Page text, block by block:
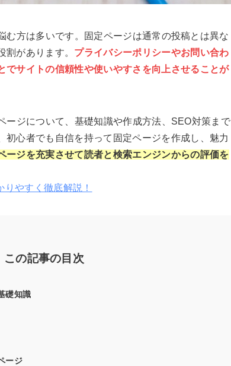
む方は多いです。固定ページは通常の投稿とは異な
割があります。 プライバシーポリシーやお問い合わ
でサイトの信頼性や使いやすさを向上させることが
ージについて、基礎知識や作成方法、SEO対策まで
初心者でも自信を持って固定ページを作成し、魅力
ージを充実させて読者と検索エンジンからの評価を
やすく徹底解説！
この記事の目次
礎知識
ージ